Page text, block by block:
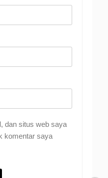
dan situs web saya
komentar saya